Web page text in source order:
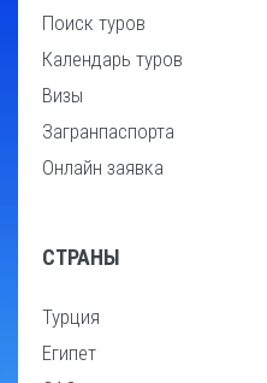
Поиск туров
Календарь туров
Визы
Загранпаспорта
Онлайн заявка
СТРАНЫ
Турция
Египет